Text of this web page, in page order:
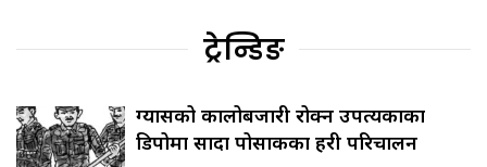
ट्रेन्डिङ
ग्यासको कालोबजारी रोक्न उपत्यकाका
डिपोमा सादा पोसाकका प्रहरी परिचालन